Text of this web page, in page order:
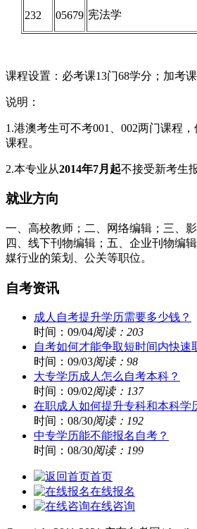
232 05679 宪法学
课程设置：必考课13门68学分；加考
说明：
1.港澳考生可不考001、002两门课程
课程。
2.本专业从2014年7月起不接受新考生
就业方向
一、高校教师；二、网络编辑；三、
四、线下刊物编辑；五、企业刊物编
媒行业的策划、公关等职位。
自考资讯
成人自考提升学历需要多少钱？
时间：09/04阅读：203
自考如何才能争取短时间内快速
时间：09/03阅读：98
大专学历成人怎么自考本科？
时间：09/02阅读：137
在职成人如何提升专科和本科学
时间：08/30阅读：192
中专学历能不能报名自考？
时间：08/30阅读：199
首页
在线报名
在线咨询